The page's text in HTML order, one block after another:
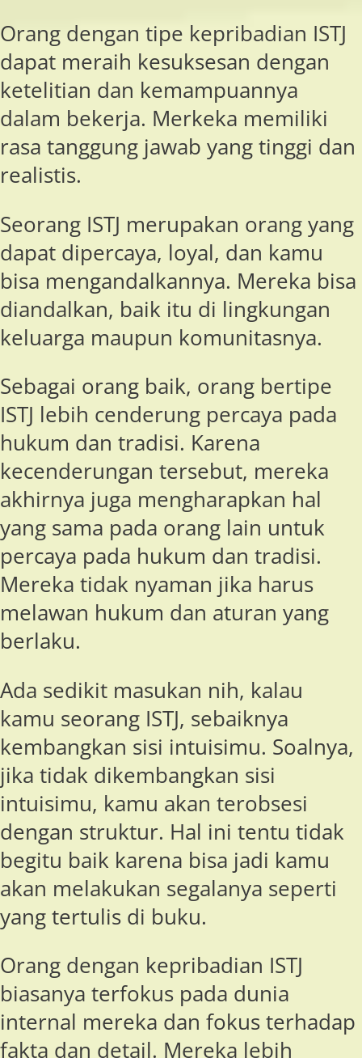
Orang dengan tipe kepribadian ISTJ
dapat meraih kesuksesan dengan
ketelitian dan kemampuannya
dalam bekerja. Merkeka memiliki
rasa tanggung jawab yang tinggi dan
realistis.
Seorang ISTJ merupakan orang yang
dapat dipercaya, loyal, dan kamu
bisa mengandalkannya. Mereka bisa
diandalkan, baik itu di lingkungan
keluarga maupun komunitasnya.
Sebagai orang baik, orang bertipe
ISTJ lebih cenderung percaya pada
hukum dan tradisi. Karena
kecenderungan tersebut, mereka
akhirnya juga mengharapkan hal
yang sama pada orang lain untuk
percaya pada hukum dan tradisi.
Mereka tidak nyaman jika harus
melawan hukum dan aturan yang
berlaku.
Ada sedikit masukan nih, kalau
kamu seorang ISTJ, sebaiknya
kembangkan sisi intuisimu. Soalnya,
jika tidak dikembangkan sisi
intuisimu, kamu akan terobsesi
dengan struktur. Hal ini tentu tidak
begitu baik karena bisa jadi kamu
akan melakukan segalanya seperti
yang tertulis di buku.
Orang dengan kepribadian ISTJ
biasanya terfokus pada dunia
internal mereka dan fokus terhadap
fakta dan detail. Mereka lebih